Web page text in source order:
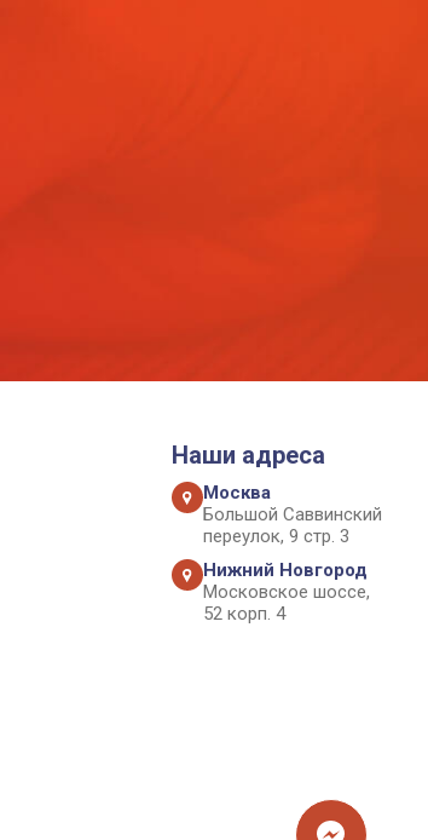
Наши адреса
Москва
Большой Саввинский
переулок, 9 стр. 3
Нижний Новгород
Московское шоссе,
52 корп. 4